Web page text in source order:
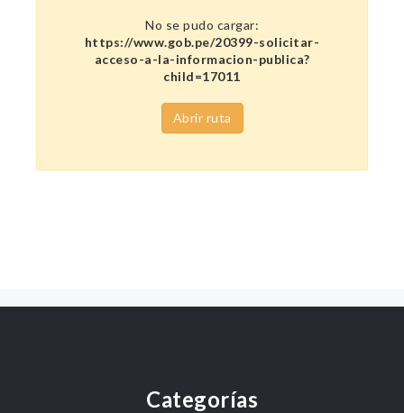
No se pudo cargar:
https://www.gob.pe/20399-solicitar-
acceso-a-la-informacion-publica?
child=17011
Abrir ruta
Categorías